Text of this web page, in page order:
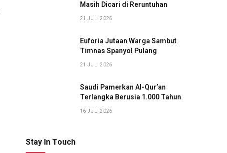
Masih Dicari di Reruntuhan
21 JULI 2026
Euforia Jutaan Warga Sambut
Timnas Spanyol Pulang
21 JULI 2026
Saudi Pamerkan Al-Qur’an
Terlangka Berusia 1.000 Tahun
16 JULI 2026
Stay In Touch